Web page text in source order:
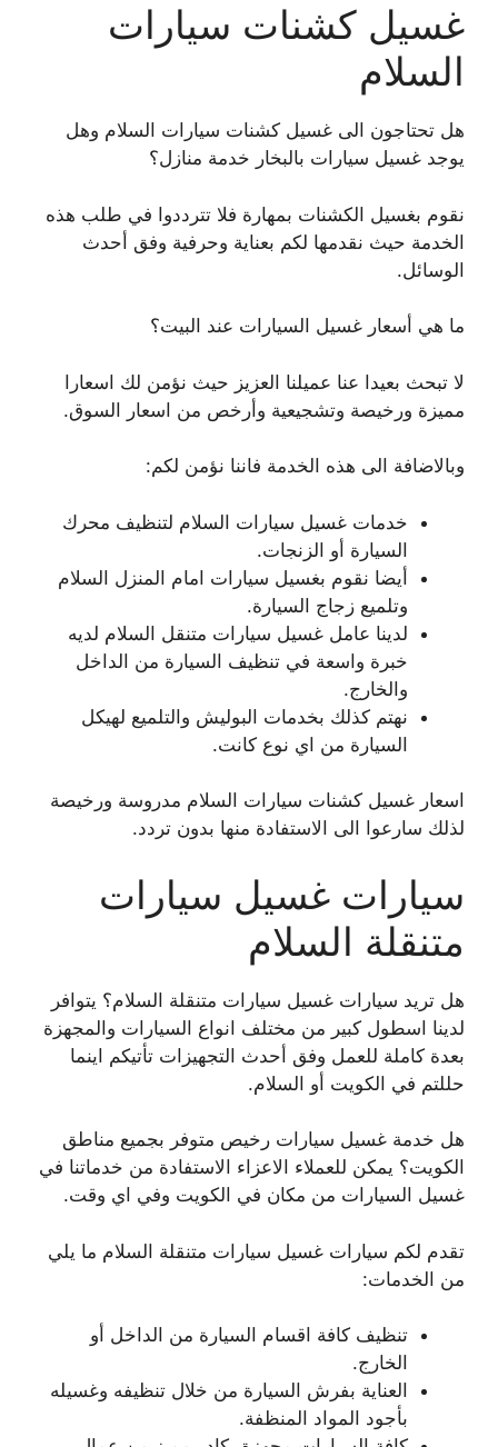
غسيل كشنات سيارات
السلام
هل تحتاجون الى غسيل كشنات سيارات السلام وهل
يوجد غسيل سيارات بالبخار خدمة منازل؟
نقوم بغسيل الكشنات بمهارة فلا تترددوا في طلب هذه
الخدمة حيث نقدمها لكم بعناية وحرفية وفق أحدث
الوسائل.
ما هي أسعار غسيل السيارات عند البيت؟
لا تبحث بعيدا عنا عميلنا العزيز حيث نؤمن لك اسعارا
مميزة ورخيصة وتشجيعية وأرخص من اسعار السوق.
وبالاضافة الى هذه الخدمة فاننا نؤمن لكم:
خدمات غسيل سيارات السلام لتنظيف محرك
السيارة أو الزنجات.
أيضا نقوم بغسيل سيارات امام المنزل السلام
وتلميع زجاج السيارة.
لدينا عامل غسيل سيارات متنقل السلام لديه
خبرة واسعة في تنظيف السيارة من الداخل
والخارج.
نهتم كذلك بخدمات البوليش والتلميع لهيكل
السيارة من اي نوع كانت.
اسعار غسيل كشنات سيارات السلام مدروسة ورخيصة
لذلك سارعوا الى الاستفادة منها بدون تردد.
سيارات غسيل سيارات
متنقلة السلام
هل تريد سيارات غسيل سيارات متنقلة السلام؟ يتوافر
لدينا اسطول كبير من مختلف انواع السيارات والمجهزة
بعدة كاملة للعمل وفق أحدث التجهيزات تأتيكم اينما
حللتم في الكويت أو السلام.
هل خدمة غسيل سيارات رخيص متوفر بجميع مناطق
الكويت؟ يمكن للعملاء الاعزاء الاستفادة من خدماتنا في
غسيل السيارات من مكان في الكويت وفي اي وقت.
تقدم لكم سيارات غسيل سيارات متنقلة السلام ما يلي
من الخدمات:
تنظيف كافة اقسام السيارة من الداخل أو
الخارج.
العناية بفرش السيارة من خلال تنظيفه وغسيله
بأجود المواد المنظفة.